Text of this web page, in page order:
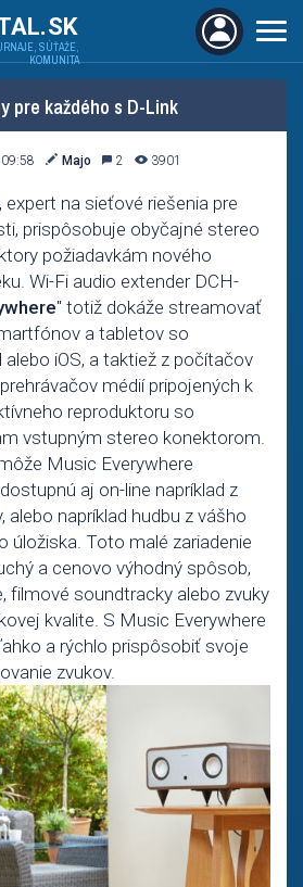
SÚŤAŽE,
KOMUNITA
pre každého s D-Link
Majo 2 3901
, expert na sieťové riešenia pre
prispôsobuje obyčajné stereo
požiadavkám nového
Wi-Fi audio extender DCH-
" totiž dokáže streamovať
a tabletov so
iOS, a taktiež z počítačov
médií pripojených k
reproduktoru so
vstupným stereo konektorom.
Music Everywhere
aj on-line napríklad z
alebo napríklad hudbu z vášho
úložiska. Toto malé zariadenie
a cenovo výhodný spôsob,
filmové soundtracky alebo zvuky
kvalite. S Music Everywhere
a rýchlo prispôsobiť svoje
zvukov.